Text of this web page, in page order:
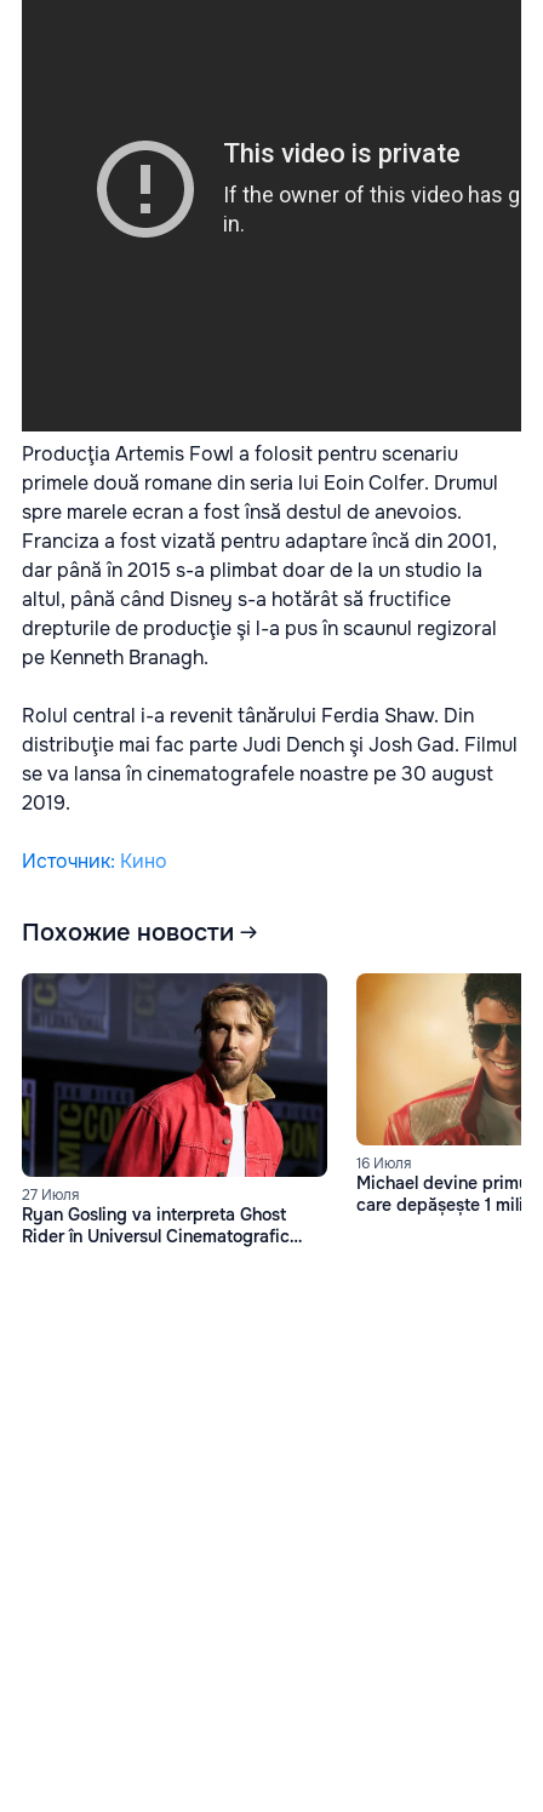
Producţia Artemis Fowl a folosit pentru scenariu
primele două romane din seria lui Eoin Colfer. Drumul
spre marele ecran a fost însă destul de anevoios.
Franciza a fost vizată pentru adaptare încă din 2001,
dar până în 2015 s-a plimbat doar de la un studio la
altul, până când Disney s-a hotărât să fructifice
drepturile de producţie şi l-a pus în scaunul regizoral
pe Kenneth Branagh.
Rolul central i-a revenit tânărului Ferdia Shaw. Din
distribuţie mai fac parte Judi Dench şi Josh Gad. Filmul
se va lansa în cinematografele noastre pe 30 august
2019.
Источник: Кино
Похожие новости
27 Июля
Ryan Gosling va interpreta Ghost
Rider în Universul Cinematografic
16 Июля
Michael devine primul
care depășește 1